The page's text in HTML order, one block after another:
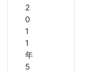
2
0
1
1
年
5